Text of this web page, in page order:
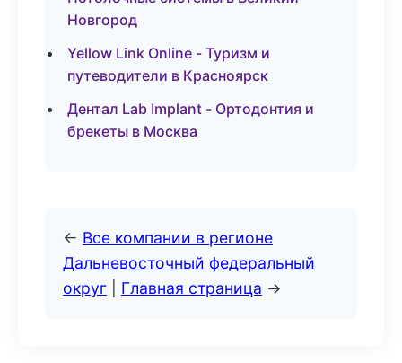
Новгород
Yellow Link Online - Туризм и
путеводители в Красноярск
Дентал Lab Implant - Ортодонтия и
брекеты в Москва
← Все компании в регионе
Дальневосточный федеральный
округ
Главная страница →